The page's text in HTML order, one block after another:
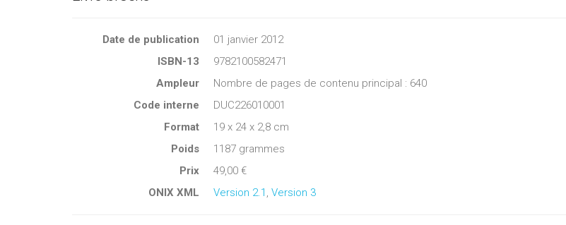
Date de publication
01 janvier 2012
ISBN-13
9782100582471
Ampleur
Nombre de pages de contenu principal : 640
Code interne
DUC226010001
Format
19 x 24 x 2,8 cm
Poids
1187 grammes
Prix
49,00 €
ONIX XML
Version 2.1 Version 3